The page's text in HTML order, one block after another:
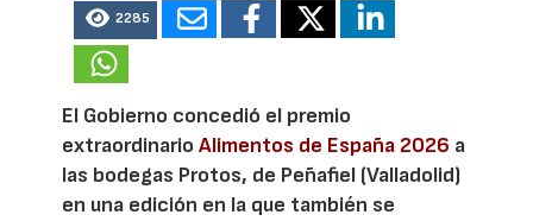
2285
El Gobierno concedió el premio
extraordinarioAlimentos de España 2026 a
las bodegas Protos, de Peñafiel (Valladolid)
en una edición en la que también se